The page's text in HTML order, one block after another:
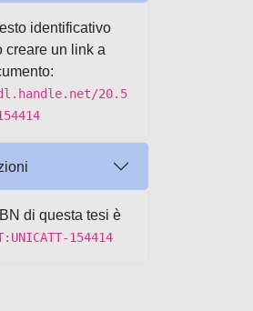
identificativo
creare un link a
20.5
di questa tesi è
154414